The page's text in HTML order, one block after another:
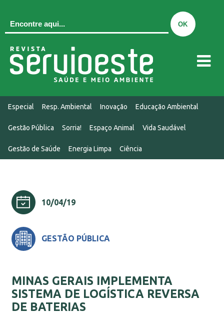
Especial Resp. Ambiental Inovação Educação Ambiental
Gestão Pública Sorria! Espaço Animal Vida Saudável
Gestão de Saúde Energia Limpa Ciência
QUEM SOMOS
MIDIAKIT
10/04/19
MINAS GERAIS IMPLEMENTA
SISTEMA DE LOGÍSTICA REVERSA
DE BATERIAS
GESTÃO PÚBLICA